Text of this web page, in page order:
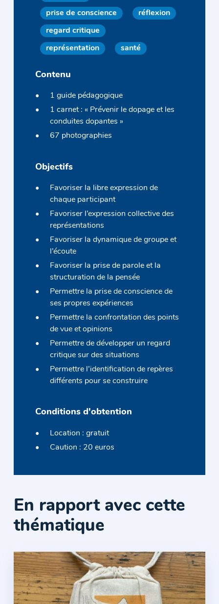
prise de conscience réflexion
regard critique
représentation santé
Contenu
1 guide pédagogique
1 carnet : « Prévenir le dopage et les
conduites dopantes »
67 photographies
Objectifs
Favoriser la libre expression de
chaque participant
Favoriser l’expression collective des
représentations
Favoriser la dynamique de groupe et
l’écoute
Favoriser la prise de parole et la
structuration de la pensée
Permettre la prise de conscience de
ses propres expériences
Permettre la confrontation des points
de vue et opinions
Permettre de développer un regard
critique sur des situations
Permettre l’identification de repères
différents pour se construire
Conditions d'obtention
Location : gratuit
Caution : 20 euros
En rapport avec cette
thématique